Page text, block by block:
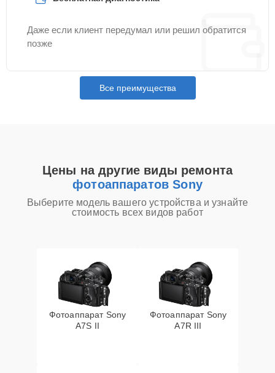
Даже если клиент передумал или решил обратится
позже
Все преимущества
Цены на другие виды ремонта
фотоаппаратов Sony
Выберите модель вашего устройства и узнайте
стоимость всех видов работ
Фотоаппарат Sony
A7S II
Фотоаппарат Sony
A7R III